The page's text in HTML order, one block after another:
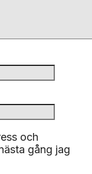
och
gång jag